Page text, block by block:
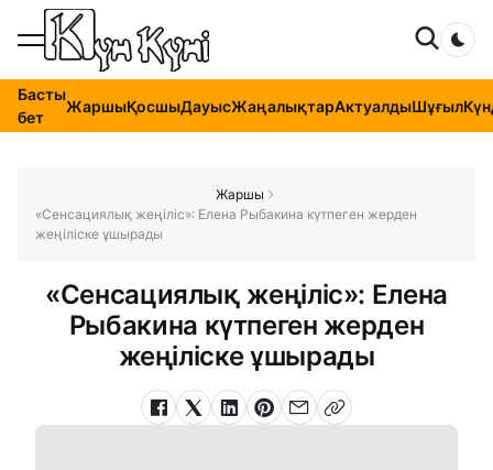
Басты
бет
ЖаршыҚосшыДауысЖаңалықтарАктуалдыШұғыл
Жаршы
«Сенсациялық жеңіліс»: Елена Рыбакина күтпеген жерден
жеңіліске ұшырады
«Сенсациялық жеңіліс»: Елена
Рыбакина күтпеген жерден
жеңіліске ұшырады